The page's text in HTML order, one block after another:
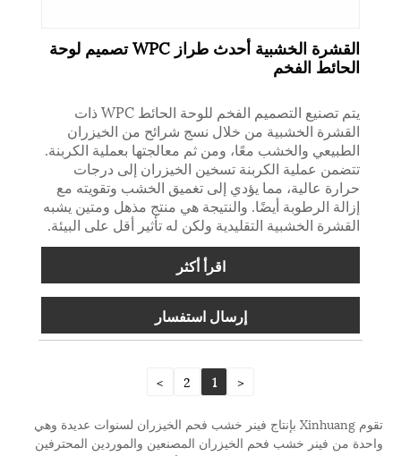
القشرة الخشبية أحدث طراز WPC تصميم لوحة
الحائط الفخم
يتم تصنيع التصميم الفخم للوحة الحائط WPC ذات
القشرة الخشبية من خلال نسج شرائح من الخيزران
الطبيعي والخشب معًا، ومن ثم معالجتها بعملية الكربنة.
تتضمن عملية الكربنة تسخين الخيزران إلى درجات
حرارة عالية، مما يؤدي إلى تغميق الخشب وتقويته مع
إزالة الرطوبة أيضًا. والنتيجة هي منتج مذهل ومتين يشبه
القشرة الخشبية التقليدية ولكن له تأثير أقل على البيئة.
اقرأ أكثر
إرسال استفسار
<
1
2
>
تقوم Xinhuang بإنتاج فينر خشب فحم الخيزران لسنوات عديدة وهي
واحدة من فينر خشب فحم الخيزران المصنعين والموردين المحترفين